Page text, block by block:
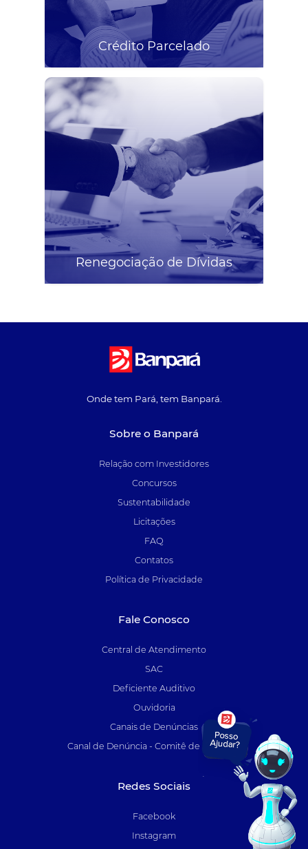
Crédito Parcelado
Renegociação de Dívidas
Onde tem Pará, tem Banpará.
Sobre o Banpará
Relação com Investidores
Concursos
Sustentabilidade
Licitações
FAQ
Contatos
Política de Privacidade
Fale Conosco
Central de Atendimento
SAC
Deficiente Auditivo
Ouvidoria
Canais de Denúncias
Canal de Denúncia - Comitê de Auditoria
Redes Sociais
Facebook
Instagram